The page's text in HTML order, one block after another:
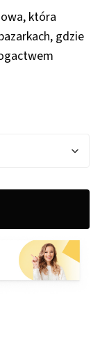
zł
zł
która
gdzie